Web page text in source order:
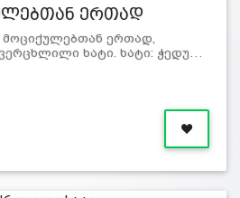
ერთად
ერთად,
ხატი. ხატი: ჭედუ…